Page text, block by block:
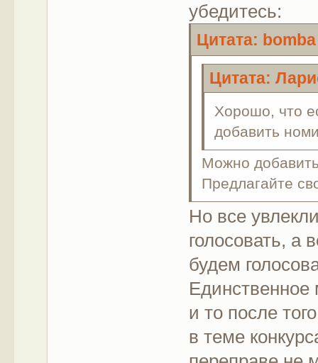
убедитесь:
Цитата:
Цитата:
Хорошо, что
добавить
Можно
Предлагайте
Но все
голосовать, а
будем
и то после
в теме